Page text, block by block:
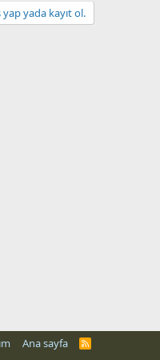
yada kayıt ol.
Ana sayfa
R